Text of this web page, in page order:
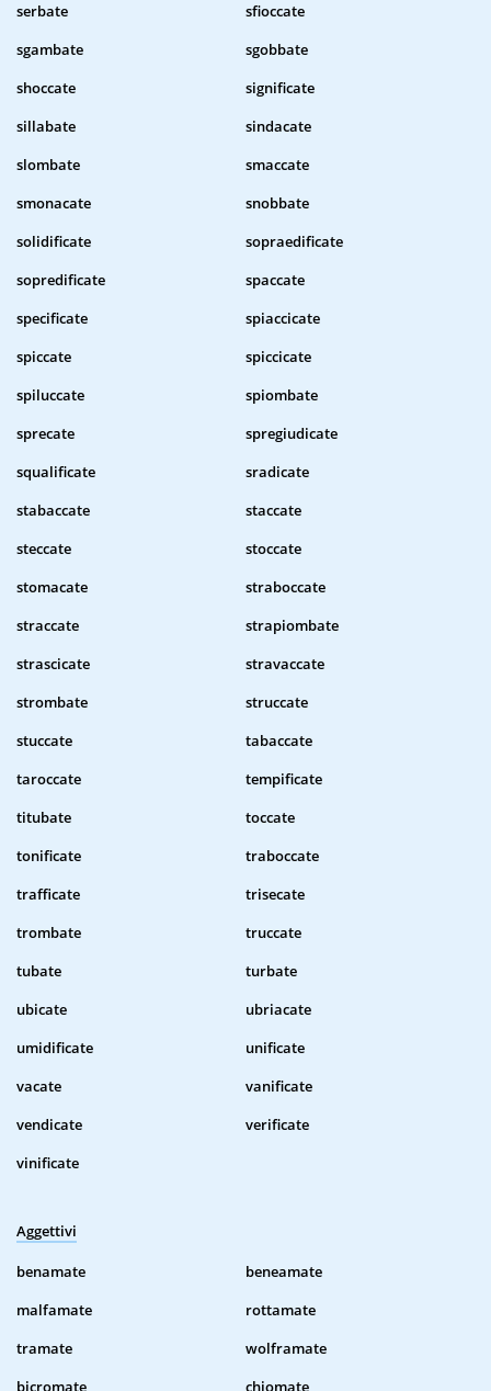
serbate
sfioccate
sgambate
sgobbate
shoccate
significate
sillabate
sindacate
slombate
smaccate
smonacate
snobbate
solidificate
sopraedificate
sopredificate
spaccate
specificate
spiaccicate
spiccate
spiccicate
spiluccate
spiombate
sprecate
spregiudicate
squalificate
sradicate
stabaccate
staccate
steccate
stoccate
stomacate
straboccate
straccate
strapiombate
strascicate
stravaccate
strombate
struccate
stuccate
tabaccate
taroccate
tempificate
titubate
toccate
tonificate
traboccate
trafficate
trisecate
trombate
truccate
tubate
turbate
ubicate
ubriacate
umidificate
unificate
vacate
vanificate
vendicate
verificate
vinificate
Aggettivi
benamate
beneamate
malfamate
rottamate
tramate
wolframate
bicromate
chiomate